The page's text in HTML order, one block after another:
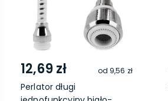
12,69 zł od 9,56 zł
Perlator długi